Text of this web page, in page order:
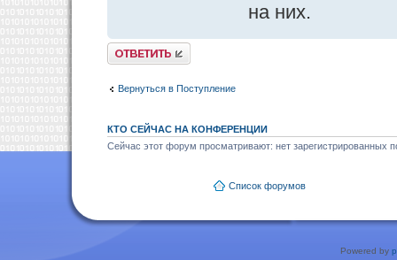
на них.
Ответить
Вернуться в Поступление
КТО СЕЙЧАС НА КОНФЕРЕНЦИИ
Сейчас этот форум просматривают: нет зарегистрированных
Список форумов
Powered by